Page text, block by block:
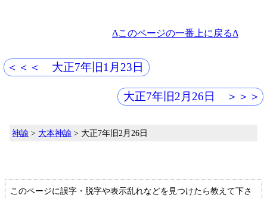
Δこのページの一番上に戻るΔ
＜＜＜ 大正7年旧1月23日
大正7年旧2月26日 ＞＞＞
神諭 > 大本神諭 > 大正7年旧2月26日
このページに誤字・脱字や表示乱れなどを見つけたら教えて下さ